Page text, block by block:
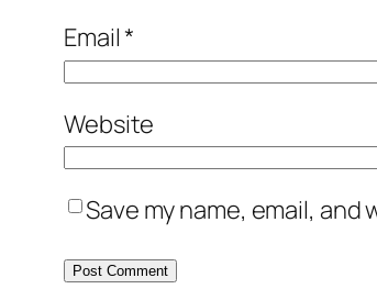
Email*
Website
Save my name, email,